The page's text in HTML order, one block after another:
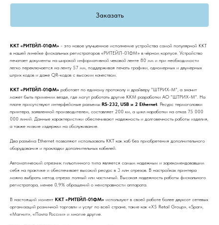
Заказать
ККТ «РИТЕЙЛ-01ФМ» - это новое улучшенное исполнение устройства самой популярной ККТ
в нашей линейке фискальных регистраторов «РИТЕЙЛ-01ФМ» в чёрном корпусе. Устройство
печатает документы на широкой информативной чековой ленте 80 мм и при необходимости
легко переключается на ленту 57 мм, поддерживая печать графики, одномерных и двумерных
штрих кодов и даже QR-кодов с высоким качеством.
ККТ «РИТЕЙЛ-01ФМ» работает по единому протоколу и драйверу "ШТРИХ-М", а значит
может быть применим везде, где могут работать другие ККМ разработки АО "ШТРИХ-М". На
плате присутствуют интерфейсные разъемы RS-232, USB и 2 Ethernet . Ресурс термоголовки
принтера, заявленной производителем, составляет 200 км, а цикл наработки на отказ 75 000
000 линий. Данные характеристики обеспечивают надежность и долговечность работы изделия,
а также низкие издержки на обслуживание.
Два разъёма Ethernet позволяют использовать ККТ как хаб без приобретения дополнительного
оборудования и прокладки дополнительных кабелей.
Автоматический отрезчик гильотинного типа является самым надежным и зарекомендовавшим
себя на практике и обеспечивает высокий ресурс в 3 млн отрезов. В настройках принтера
можно выбрать метод отреза: полный или частичный. Высокая надежность работы фискального
регистратора, менее 0,9% обращений о неисправности аппарата.
В настоящий момент ККТ «РИТЕЙЛ-01ФМ» используют в своей работе более двухсот сетевых
организаций розничной торговли и услуг по всей стране, такие как «Х5 Retail Group», «Spar»,
«Магнит», «Почта России» и многие другие.